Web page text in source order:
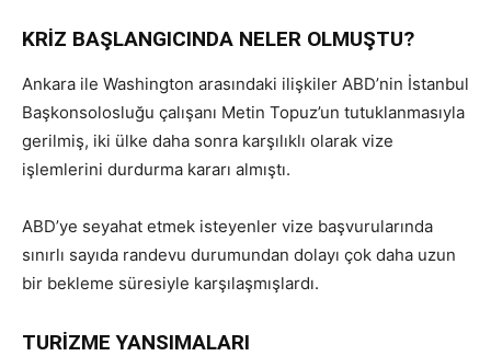
KRİZ BAŞLANGICINDA NELER OLMUŞTU?
Ankara ile Washington arasındaki ilişkiler ABD’nin İstanbul
Başkonsolosluğu çalışanı Metin Topuz’un tutuklanmasıyla
gerilmiş, iki ülke daha sonra karşılıklı olarak vize
işlemlerini durdurma kararı almıştı.
ABD’ye seyahat etmek isteyenler vize başvurularında
sınırlı sayıda randevu durumundan dolayı çok daha uzun
bir bekleme süresiyle karşılaşmışlardı.
TURİZME YANSIMALARI